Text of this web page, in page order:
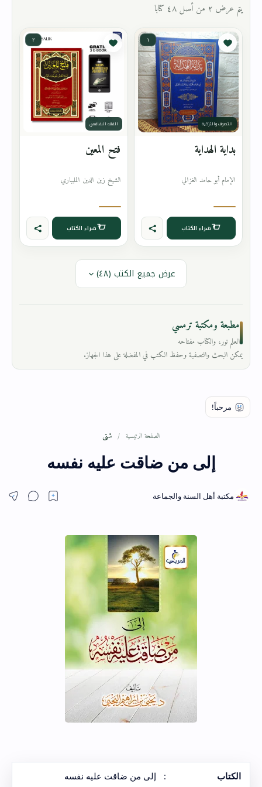
يتم عرض ٢ من أصل ٤٨ كتابا
١
التصوف والتزكية
بداية الهداية
الإمام أبو حامد الغزالي
شراء الكتاب
٢
الفقه الشافعي
فتح المعين
الشيخ زين الدين المليباري
شراء الكتاب
عرض جميع الكتب (٤٨)
مطبعة ومكتبة ترمسي
العلم نور، والكتاب مفتاحه
يمكن البحث والتصفية وحفظ الكتب في المفضلة على هذا الجهاز.
الصفحة الرئيسية شتى
إلى من ضاقت عليه نفسه
الكتاب : إلى من ضاقت عليه نفسه